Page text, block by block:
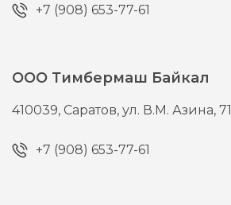
+7 (908) 653-77-61
ООО Тимбермаш Байкал
410039, Саратов,ул. В.М. Азина, 71
+7 (908) 653-77-61